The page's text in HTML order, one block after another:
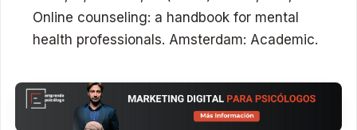
Online counseling: a handbook for mental
health professionals. Amsterdam: Academic.